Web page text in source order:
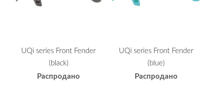
UQi series Front Fender
(black)
Распродано
UQi series Front Fender
(blue)
Распродано